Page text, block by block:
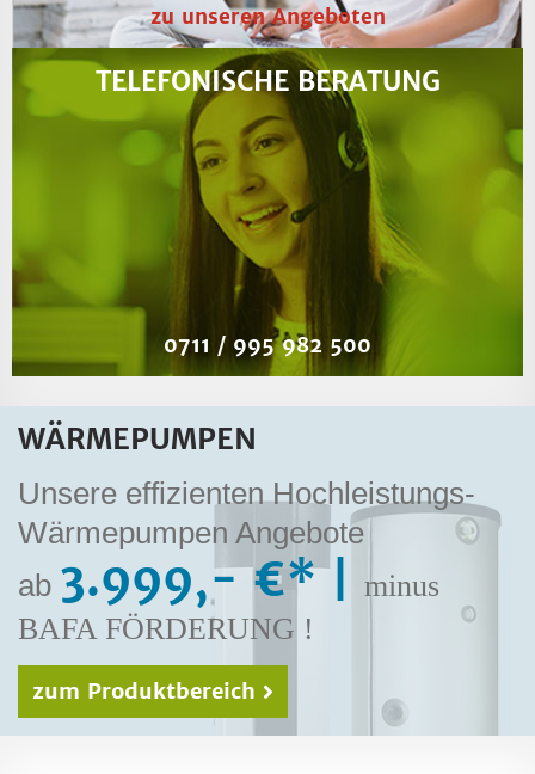
​zu unseren Angeboten
TELEFONISCHE BERATUNG
​0711 / 995 982 500
WÄRMEPUMPEN
Unsere effizienten Hochleistungs-
Wärmepumpen Angebote
ab 3.999,- €* |
minus
BAFA FÖRDERUNG !
zum Produktbereich